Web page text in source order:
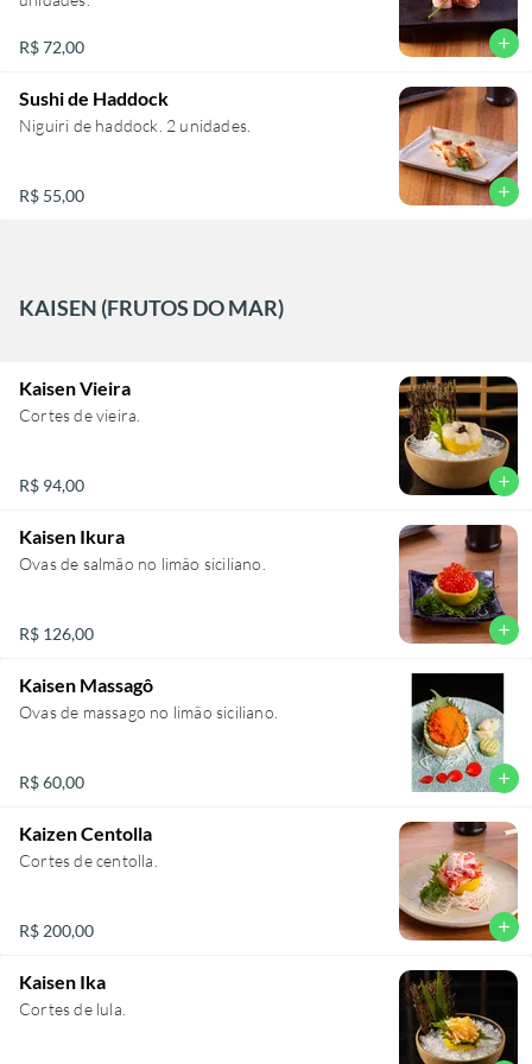
R$ 72,00 add
Sushi de Haddock
Niguiri de haddock. 2 unidades.
R$ 55,00 add
KAISEN (FRUTOS DO MAR)
Kaisen Vieira
Cortes de vieira.
R$ 94,00 add
Kaisen Ikura
Ovas de salmão no limão siciliano.
R$ 126,00 add
Kaisen Massagô
Ovas de massago no limão siciliano.
R$ 60,00 add
Kaizen Centolla
Cortes de centolla.
R$ 200,00 add
Kaisen Ika
Cortes de lula.